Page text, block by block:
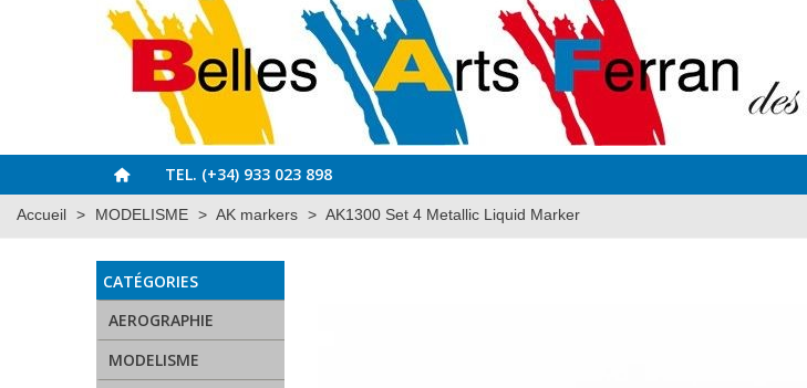
TEL. (+34) 933 023 898
Accueil > MODELISME > AK markers > AK1300 Set 4 Metallic Liquid Marker
CATÉGORIES
AEROGRAPHIE
MODELISME